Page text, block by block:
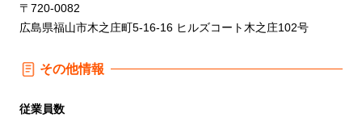
〒720-0082
広島県福山市木之庄町5-16-16 ヒルズコート木之庄102号
その他情報
従業員数